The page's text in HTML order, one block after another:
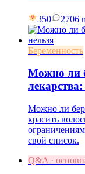
350 2706
Беременность
Можно ли
Можно ли
красить
свой список.
Q&A ·